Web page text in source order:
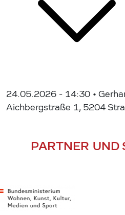
24.05.2026 - 14:30 •
Aichbergstraße 1, 5204
PARTNER UND